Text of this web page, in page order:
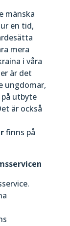
mänska
en tid,
mera
i våra
är det
ungdomar,
utbyte
är också
finns på